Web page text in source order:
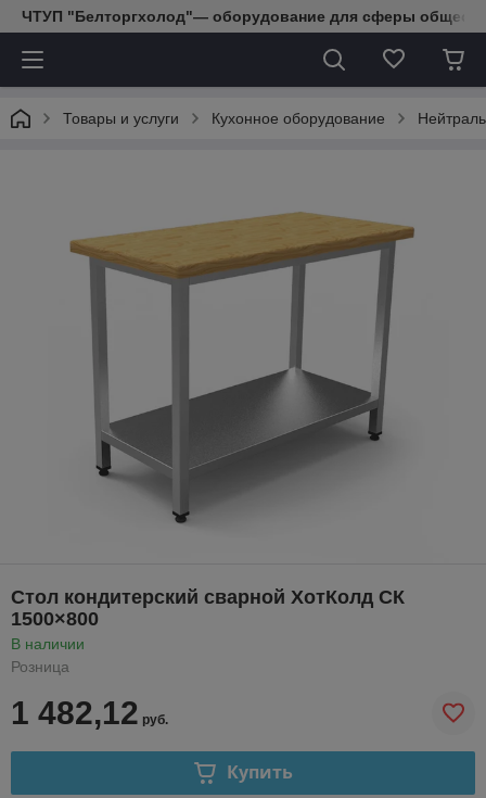
ЧТУП "Белторгхолод"— оборудование для сферы
Товары и услуги Кухонное оборудование
Стол кондитерский сварной ХотКолд СК
1500×800
В наличии
Розница
1 482,12 руб.
Купить